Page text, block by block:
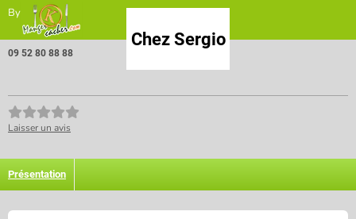
By
Chez Sergio
09 52 80 88 88
Laisser un avis
Présentation